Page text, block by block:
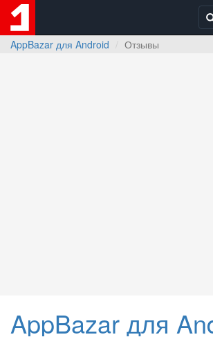
AppBazar для Android
Отзывы
AppBazar для